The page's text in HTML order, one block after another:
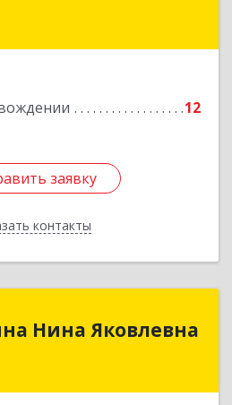
12
заявку
контакты
обл, Кувандыкский р-н,
заявку
Назад
Нина Яковлевна
обл, Медногорск г,